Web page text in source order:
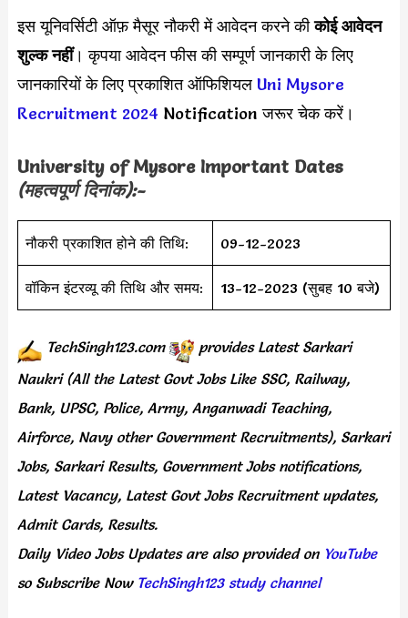
इस यूनिवर्सिटी ऑफ़ मैसूर नौकरी में आवेदन करने कीकोई आवेदन
शुल्क नहीं। कृपया आवेदन फीस की सम्पूर्ण जानकारी के लिए
जानकारियों के लिए प्रकाशित ऑफिशियल Uni Mysore
Recruitment 2024 Notification जरूर चेक करें।
University of Mysore Important Dates
(महत्वपूर्ण दिनांक):-
नौकरी प्रकाशित होने की तिथि: 09-12-2023
वॉकिन इंटरव्यू की तिथि और समय: 13-12-2023 (सुबह 10 बजे)
TechSingh123.com provides Latest Sarkari
Naukri (All the Latest Govt Jobs Like SSC, Railway,
Bank, UPSC, Police, Army, Anganwadi Teaching,
Airforce, Navy other Government Recruitments), Sarkari
Jobs, Sarkari Results, Government Jobs notifications,
Latest Vacancy, Latest Govt Jobs Recruitment updates,
Admit Cards, Results.
Daily Video Jobs Updates are also provided onYouTube
so Subscribe Now TechSingh123 study channel